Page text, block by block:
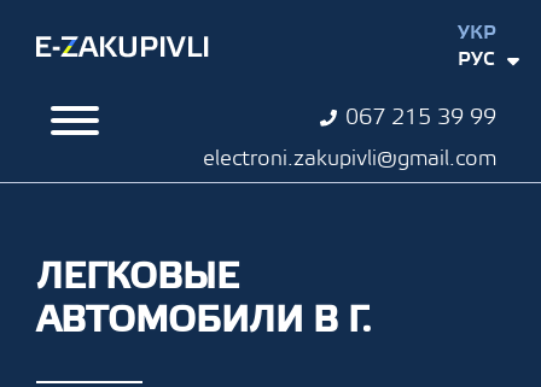
067 215 39 99
electroni.zakupivli@gmail.com
УКР
РУС
ЛЕГКОВЫЕ
АВТОМОБИЛИ В Г.